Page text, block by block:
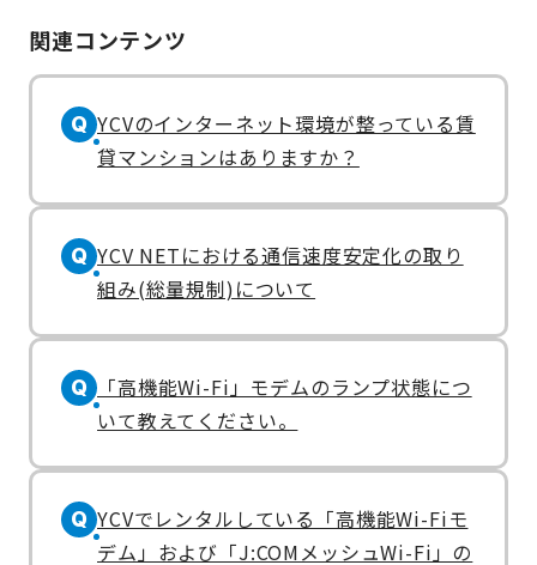
関連コンテンツ
Q YCVのインターネット環境が整っている賃
貸マンションはありますか？
Q YCV NETにおける通信速度安定化の取り
組み(総量規制)について
Q
「高機能Wi-Fi」モデムのランプ状態につ
いて教えてください。
Q YCVでレンタルしている「高機能Wi-Fiモ
デム」および「J:COMメッシュWi-Fi」の